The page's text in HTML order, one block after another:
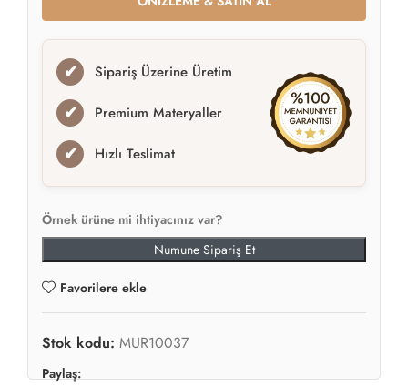
✔ Sipariş Üzerine Üretim
✔ Premium Materyaller
✔ Hızlı Teslimat
Örnek ürüne mi ihtiyacınız var?
Numune Sipariş Et
Favorilere ekle
Stok kodu: MUR10037
Paylaş: